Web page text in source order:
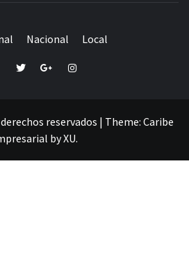
Nacional Local
TwitterGoogle+Instagram
reservados | Theme: Caribe
byXU.